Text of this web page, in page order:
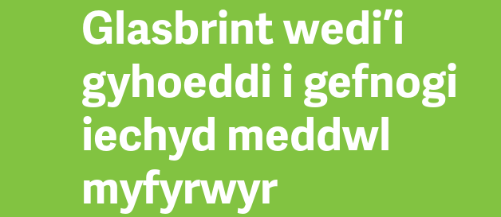
Glasbrint wedi’i
gyhoeddi i gefnogi
iechyd meddwl
myfyrwyr